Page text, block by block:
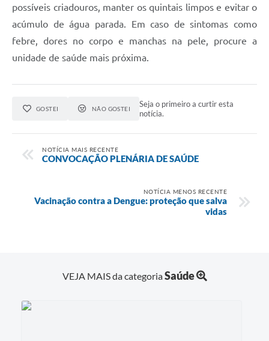
possíveis criadouros, manter os quintais limpos e evitar o
acúmulo de água parada. Em caso de sintomas como
febre, dores no corpo e manchas na pele, procure a
unidade de saúde mais próxima.
GOSTEI NÃO GOSTEI
Seja o primeiro a curtir esta
notícia.
NOTÍCIA MAIS RECENTE
CONVOCAÇÃO PLENÁRIA DE SAÚDE
NOTÍCIA MENOS RECENTE
Vacinação contra a Dengue: proteção que salva
vidas
VEJA MAIS da categoriaSaúde